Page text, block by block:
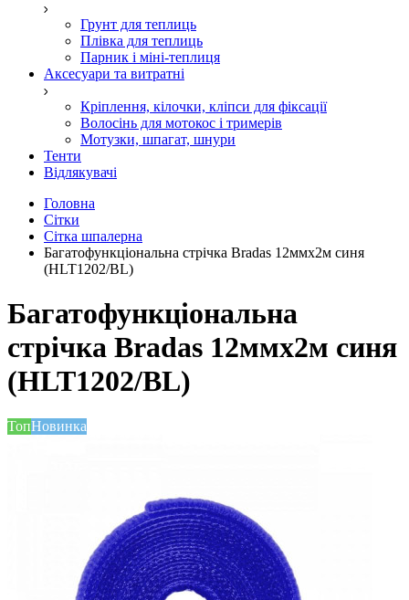
Грунт для теплиць
Плівка для теплиць
Парник і міні-теплиця
Аксесуари та витратні
Кріплення, кілочки, кліпси для фіксації
Волосінь для мотокос і тримерів
Мотузки, шпагат, шнури
Тенти
Відлякувачі
Головна
Сітки
Сітка шпалерна
Багатофункціональна стрічка Bradas 12ммх2м синя
(HLT1202/BL)
Багатофункціональна
стрічка Bradas 12ммх2м синя
(HLT1202/BL)
ТопНовинка